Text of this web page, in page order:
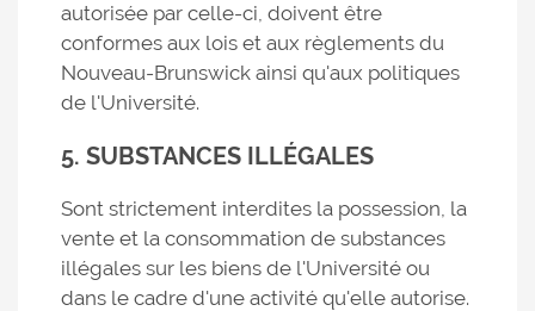
autorisée par celle-ci, doivent être
conformes aux lois et aux règlements du
Nouveau-Brunswick ainsi qu'aux politiques
de l'Université.
5. SUBSTANCES ILLÉGALES
Sont strictement interdites la possession, la
vente et la consommation de substances
illégales sur les biens de l'Université ou
dans le cadre d'une activité qu'elle autorise.